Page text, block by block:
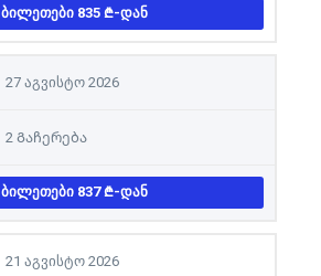
ᲑᲘᲚᲔᲗᲔᲑᲘ 835 -ᲓᲐᲜ
27 აგვისტო 2026
2 Გაჩერება
ᲑᲘᲚᲔᲗᲔᲑᲘ 837 -ᲓᲐᲜ
21 აგვისტო 2026